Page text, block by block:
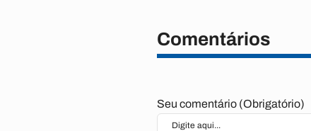
Comentários
Seu comentário (Obrigatório)